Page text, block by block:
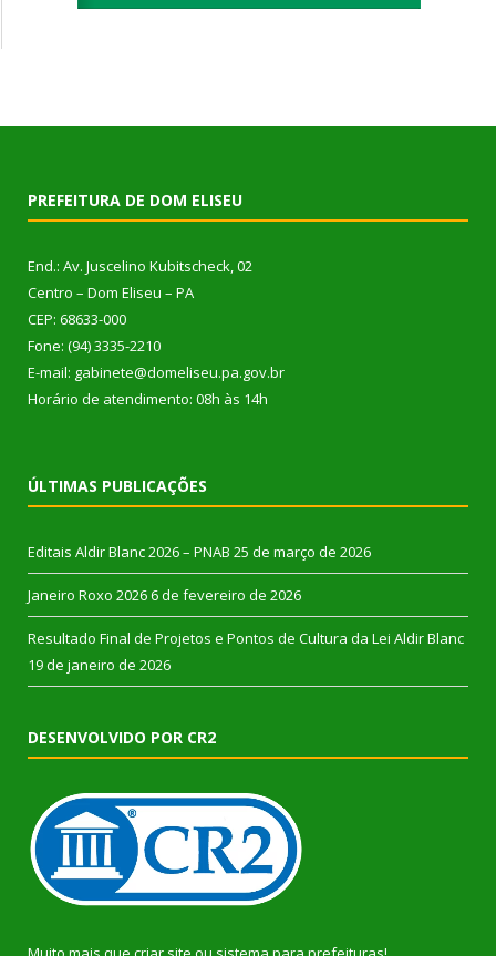
PREFEITURA DE DOM ELISEU
End.: Av. Juscelino Kubitscheck, 02
Centro – Dom Eliseu – PA
CEP: 68633-000
Fone: (94) 3335-2210
E-mail: gabinete@domeliseu.pa.gov.br
Horário de atendimento: 08h às 14h
ÚLTIMAS PUBLICAÇÕES
Editais Aldir Blanc 2026 – PNAB 25 de março de 2026
Janeiro Roxo 2026 6 de fevereiro de 2026
Resultado Final de Projetos e Pontos de Cultura da Lei Aldir Blanc
19 de janeiro de 2026
DESENVOLVIDO POR CR2